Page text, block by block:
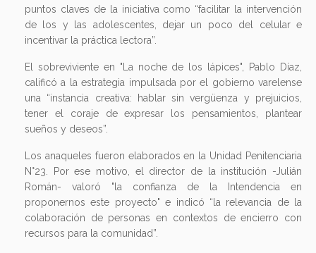
puntos claves de la iniciativa como “facilitar la intervención
de los y las adolescentes, dejar un poco del celular e
incentivar la práctica lectora”.
El sobreviviente en "La noche de los lápices", Pablo Díaz,
calificó a la estrategia impulsada por el gobierno varelense
una “instancia creativa: hablar sin vergüenza y prejuicios,
tener el coraje de expresar los pensamientos, plantear
sueños y deseos”.
Los anaqueles fueron elaborados en la Unidad Penitenciaria
N°23. Por ese motivo, el director de la institución -Julián
Román- valoró "la confianza de la Intendencia en
proponernos este proyecto" e indicó “la relevancia de la
colaboración de personas en contextos de encierro con
recursos para la comunidad”.